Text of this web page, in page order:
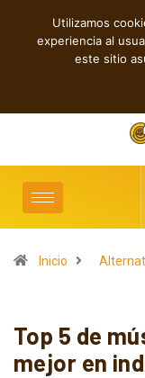
Rock, folk e indie:
Inicio
Top 5 de
mejor en
Utilizamos
experiencia al
este sitio